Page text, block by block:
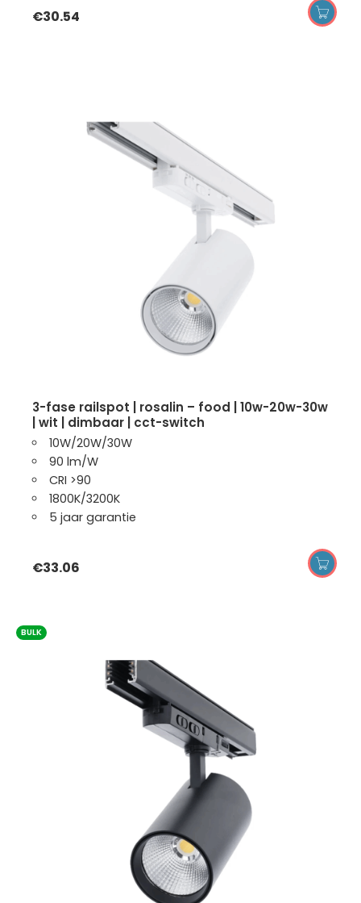
€30.54
3-fase railspot | rosalin – food | 10w-20w-30w
| wit | dimbaar | cct-switch
10W/20W/30W
90 lm/W
CRI >90
1800K/3200K
5 jaar garantie
€33.06
BULK